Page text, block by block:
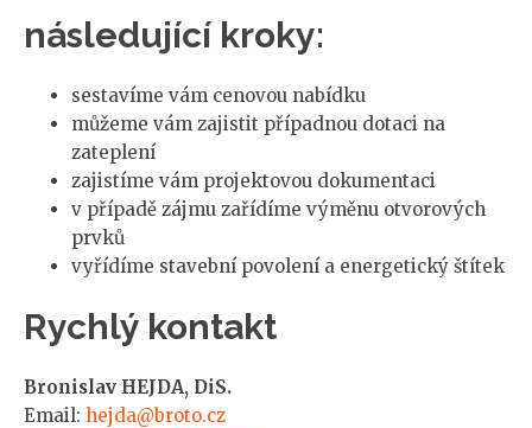
následující kroky:
sestavíme vám cenovou nabídku
můžeme vám zajistit případnou dotaci na
zateplení
zajistíme vám projektovou dokumentaci
v případě zájmu zařídíme výměnu otvorových
prvků
vyřídíme stavební povolení a energetický štítek
Rychlý kontakt
Bronislav HEJDA, DiS.
Email: hejda@broto.cz